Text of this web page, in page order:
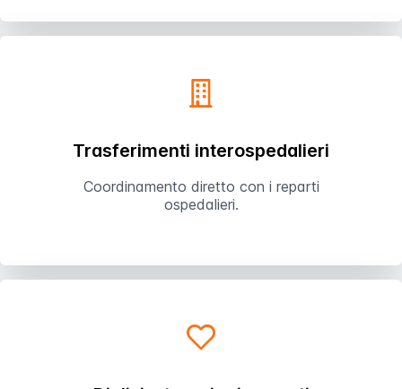
Trasferimenti interospedalieri
Coordinamento diretto con i reparti
ospedalieri.